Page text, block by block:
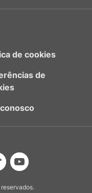
de cookies
de